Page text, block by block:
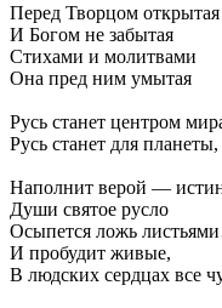
Перед Творцом открытая
И Богом не забытая
Стихами и молитвами
Она пред ним умытая
Русь станет центром
Русь станет для
Наполнит верой —
Души святое русло
Осыпется ложь
И пробудит живые,
В людских сердцах все